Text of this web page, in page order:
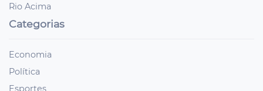
Rio Acima
Categorias
Economia
Política
Esportes